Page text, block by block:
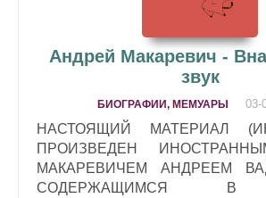
Андрей Макаревич -
звук
БИОГРАФИИ, МЕМУАРЫ 03-
НАСТОЯЩИЙ МАТЕРИАЛ
ПРОИЗВЕДЕН
МАКАРЕВИЧЕМ АНДРЕЕМ
СОДЕРЖАЩИМСЯ В